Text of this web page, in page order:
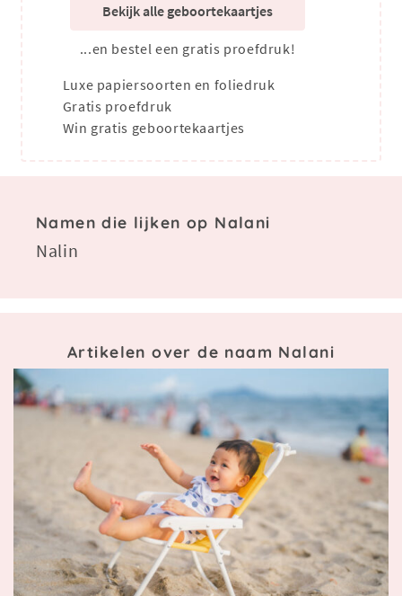
Bekijk alle geboortekaartjes
...en bestel een gratis proefdruk!
Luxe papiersoorten en foliedruk
Gratis proefdruk
Win gratis geboortekaartjes
Namen die lijken op Nalani
Nalin
Artikelen over de naam Nalani